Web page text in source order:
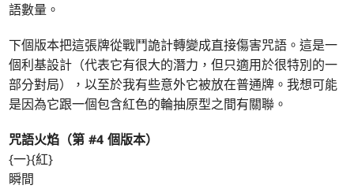
語數量。
下個版本把這張牌從戰鬥詭計轉變成直接傷害咒語。這是一
個利基設計（代表它有很大的潛力，但只適用於很特別的一
部分對局），以至於我有些意外它被放在普通牌。我想可能
是因為它跟一個包含紅色的輪抽原型之間有關聯。
咒語火焰（第 #4 個版本）
{一}{紅}
瞬間